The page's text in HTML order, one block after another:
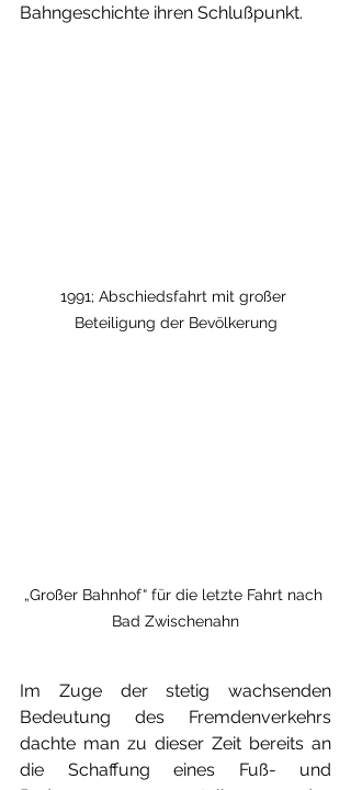
Bahngeschichte ihren Schlußpunkt.
1991; Abschiedsfahrt mit großer
Beteiligung der Bevölkerung
„Großer Bahnhof“ für die letzte Fahrt nach
Bad Zwischenahn
Im Zuge der stetig wachsenden
Bedeutung des Fremdenverkehrs
dachte man zu dieser Zeit bereits an
die Schaffung eines Fuß- und